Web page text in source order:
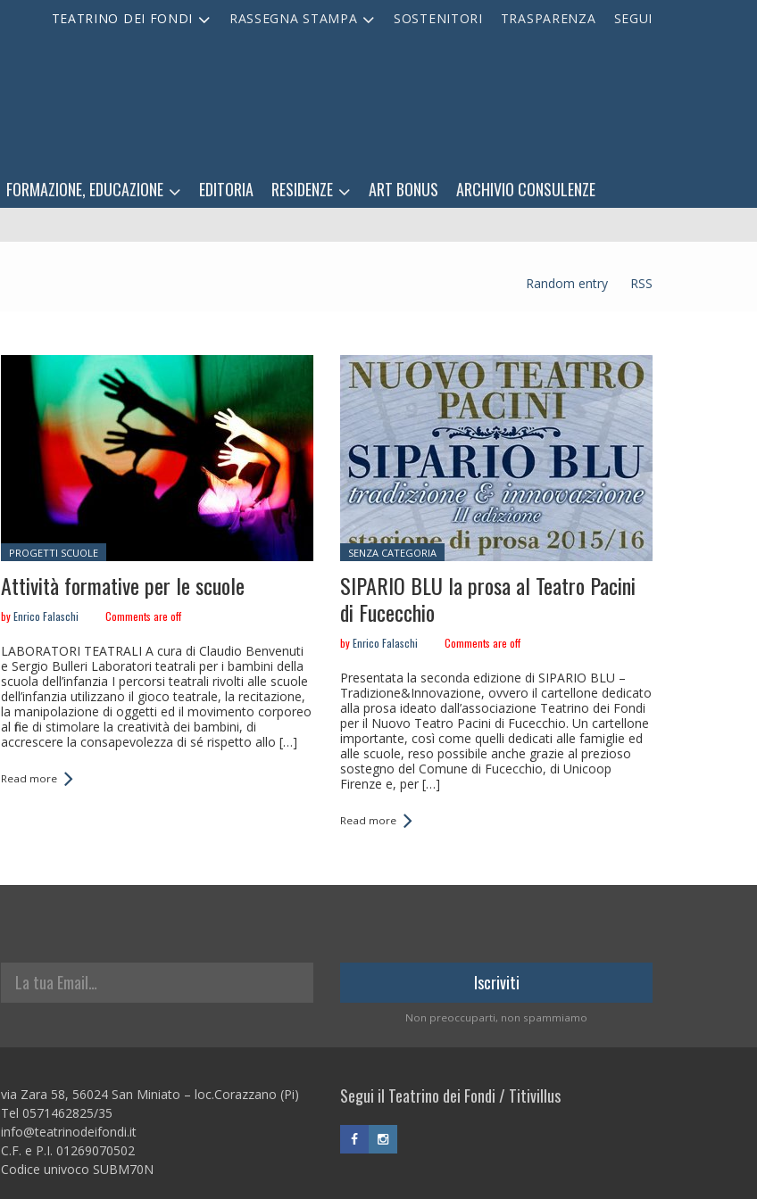
TEATRINO DEI FONDI RASSEGNA STAMPA SOSTENITORI TRASPARENZA SEGUI
FORMAZIONE, EDUCAZIONE EDITORIA RESIDENZE ART BONUS ARCHIVIO CONSULENZE
Random entry RSS
Posted in:
PROGETTI SCUOLE
Attività formative per le scuole
byEnrico Falaschi Comments are off
LABORATORI TEATRALI A cura di Claudio Benvenuti
e Sergio Bulleri Laboratori teatrali per i bambini della
scuola dell’infanzia I percorsi teatrali rivolti alle scuole
dell’infanzia utilizzano il gioco teatrale, la recitazione,
la manipolazione di oggetti ed il movimento corporeo
al fine di stimolare la creatività dei bambini, di
accrescere la consapevolezza di sé rispetto allo […]
Read more
Posted in:
SENZA CATEGORIA
SIPARIO BLU la prosa al Teatro Pacini
di Fucecchio
byEnrico Falaschi Comments are off
Presentata la seconda edizione di SIPARIO BLU –
Tradizione&Innovazione, ovvero il cartellone dedicato
alla prosa ideato dall’associazione Teatrino dei Fondi
per il Nuovo Teatro Pacini di Fucecchio. Un cartellone
importante, così come quelli dedicati alle famiglie ed
alle scuole, reso possibile anche grazie al prezioso
sostegno del Comune di Fucecchio, di Unicoop
Firenze e, per […]
Read more
Non preoccuparti, non spammiamo
via Zara 58, 56024 San Miniato – loc.Corazzano (Pi)
Tel 0571462825/35
info@teatrinodeifondi.it
C.F. e P.I. 01269070502
Codice univoco SUBM70N
Segui il Teatrino dei Fondi / Titivillus